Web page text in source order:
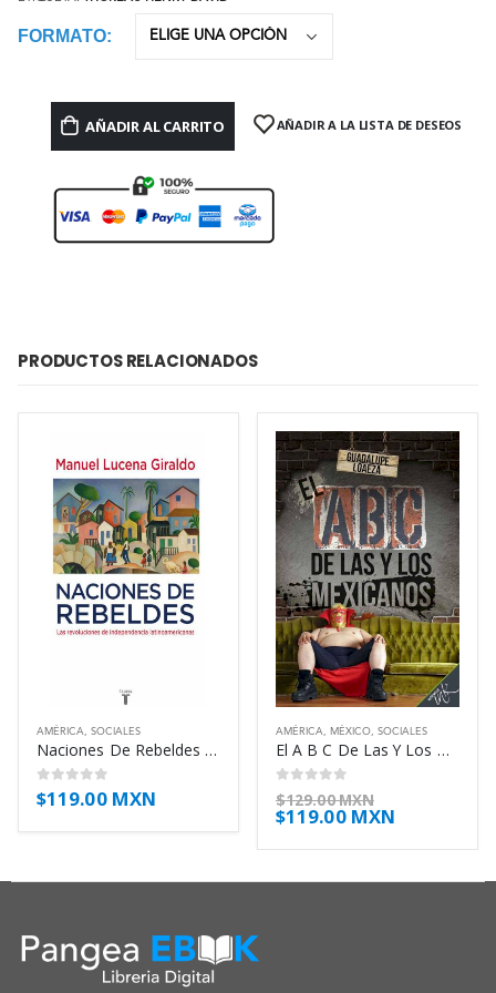
FORMATO
AÑADIR AL CARRITO AÑADIR A LA LISTA DE DESEOS
PRODUCTOS RELACIONADOS
AMÉRICA, SOCIALES
Naciones De Rebeldes – Lucena Giraldo Manuel
0out of 5
$119.00 MXN
AMÉRICA, MÉXICO, SOCIALES
El A B C De Las Y Los Mexicanos – Loaeza Guadalupe
0out of 5
$129.00 MXN
$119.00 MXN